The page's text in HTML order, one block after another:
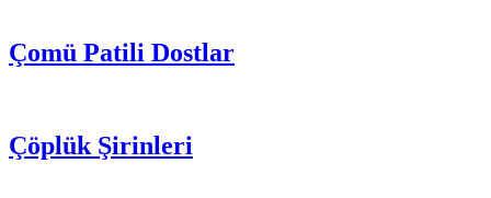
Çomü Patili Dostlar
Çöplük Şirinleri